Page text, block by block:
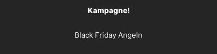
Kampagne!
Black Friday Angeln